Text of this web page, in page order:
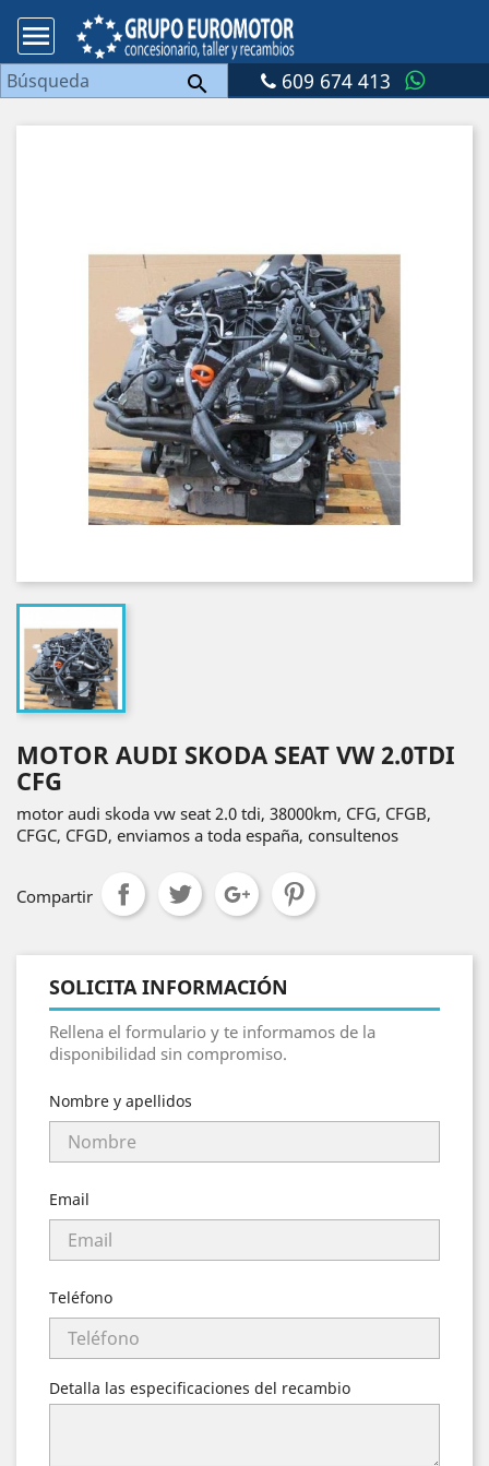

 609 674 413
MOTOR AUDI SKODA SEAT VW 2.0TDI
CFG
motor audi skoda vw seat 2.0 tdi, 38000km, CFG, CFGB,
CFGC, CFGD, enviamos a toda españa, consultenos
Compartir
SOLICITA INFORMACIÓN
Rellena el formulario y te informamos de la
disponibilidad sin compromiso.
Nombre y apellidos
Email
Teléfono
Detalla las especificaciones del recambio